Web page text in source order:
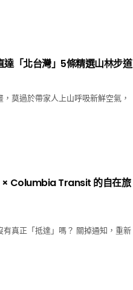
「北台灣」5條精選山林步道
莫過於帶家人上山呼吸新鮮空氣，
× Columbia Transit 的自在旅
真正「抵達」嗎？ 關掉通知，重新